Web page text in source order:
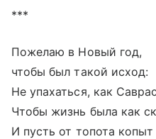
***
Пожелаю в Новый год,
чтобы был такой исход:
Не упахаться, как
Чтобы жизнь была как
И пусть от топота копыт